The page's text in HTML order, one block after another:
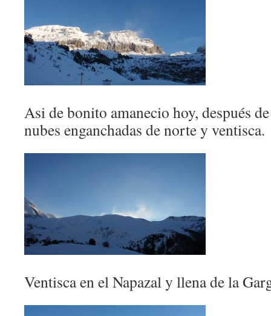
Asi de bonito amanecio hoy, después
nubes enganchadas de norte y ventisca.
Ventisca en el Napazal y llena de la